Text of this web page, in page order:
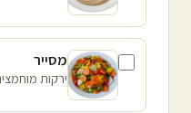
מסייר
ירקות